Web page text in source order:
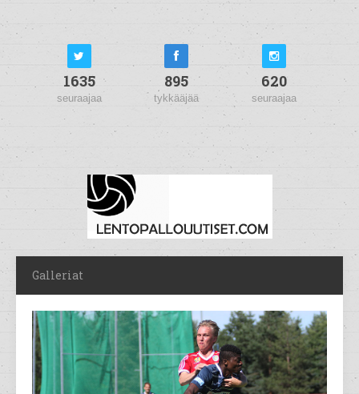
1635
seuraajaa
895
tykkääjää
620
seuraajaa
Galleriat